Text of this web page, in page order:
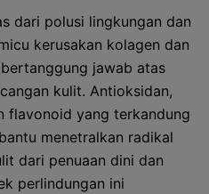
dari polusi lingkungan dan
kerusakan kolagen dan
jawab atas
kulit. Antioksidan,
flavonoid yang terkandung
menetralkan radikal
dari penuaan dini dan
perlindungan ini